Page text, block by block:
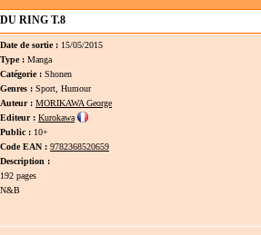
RING T.8
Date de sortie : 15/05/2015
Type : Manga
Catégorie : Shonen
Genres : Sport, Humour
Auteur : MORIKAWA George
Editeur : Kurokawa
Public : 10+
Code EAN : 9782368520659
Description :
192 pages
N&B